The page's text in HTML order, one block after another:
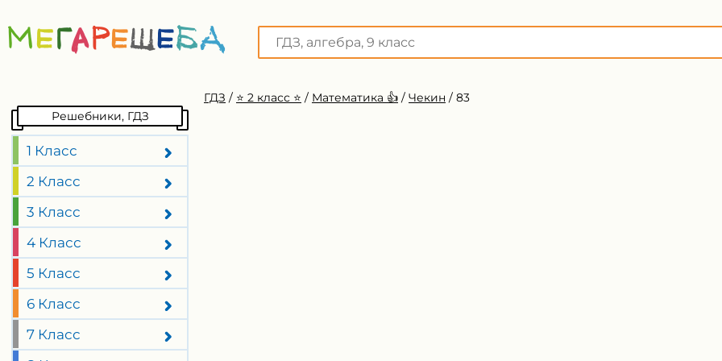
Решебники, ГДЗ
1 Класс
2 Класс
3 Класс
4 Класс
5 Класс
6 Класс
7 Класс
ГДЗ / ⭐️ 2 класс ⭐️ / Математика 👍 / Чекин / 83